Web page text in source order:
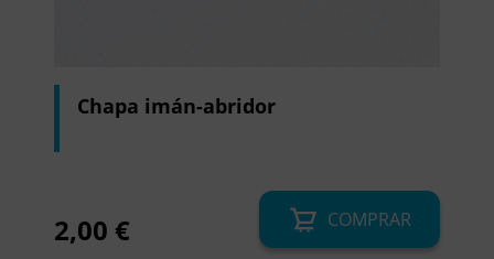
Chapa imán-abridor
2,00 € COMPRAR